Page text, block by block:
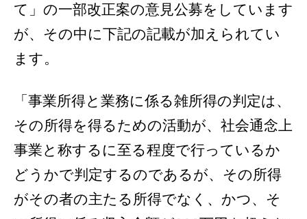
て」の一部改正案の意見公募をしています
が、その中に下記の記載が加えられてい
ます。
「事業所得と業務に係る雑所得の判定は、
その所得を得るための活動が、社会通念上
事業と称するに至る程度で行っているか
どうかで判定するのであるが、その所得
がその者の主たる所得でなく、かつ、そ